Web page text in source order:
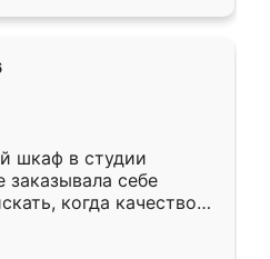
шкаф в студии
заказывала себе
когда качеством
кухня уже почти